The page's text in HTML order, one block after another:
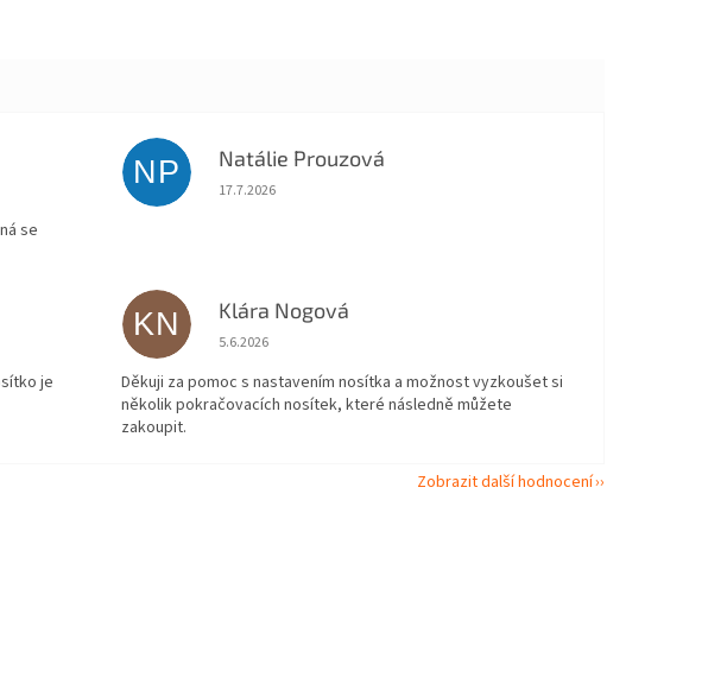
se
NP Natálie Prouzová
Hodnocení obchodu je 5 z 5 hvězdiček.
17.7.2026
je
KN Klára Nogová
Hodnocení obchodu je 5 z 5 hvězdiček.
5.6.2026
Děkuji za pomoc s nastavením nosítka a možnost vyzkoušet si
několik pokračovacích nosítek, které následně můžete
zakoupit.
Zobrazit další hodnocení